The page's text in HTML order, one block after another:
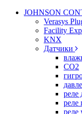
JOHNSON
Verasys
Facility
KNX
Датчики
CO2
реле
реле
реле